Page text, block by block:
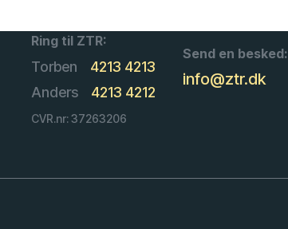
Ring til ZTR:
Torben
4213 4213
Anders
4213 4212
CVR.nr: 37263206
Send en besked:
info@ztr.dk